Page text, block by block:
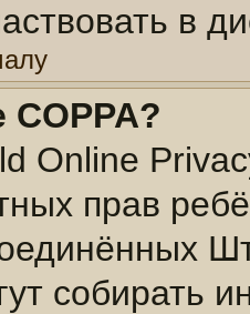
в
COPPA?
Online
прав
собирать